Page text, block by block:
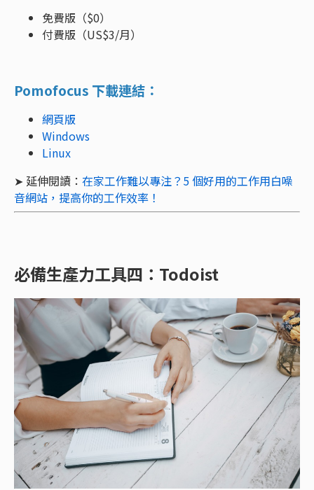
免費版（$0）
付費版（US$3/月）
Pomofocus 下載連結：
網頁版
Windows
Linux
➤ 延伸閱讀： 在家工作難以專注？5 個好用的工作用白噪
音網站，提高你的工作效率！
必備生產力工具四：Todoist